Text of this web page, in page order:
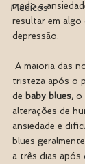
Médicos
medo e
resultar em algo
depressão.
tristeza após o
de baby blues, o
alterações de
ansiedade e
blues
a três dias após